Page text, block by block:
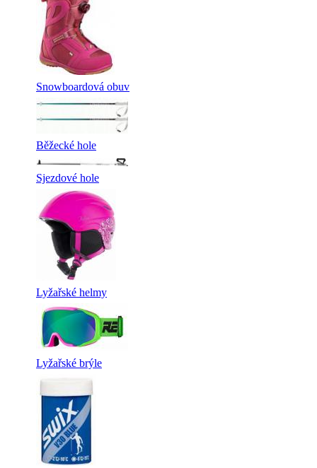
Snowboardová obuv
Běžecké hole
Sjezdové hole
Lyžařské helmy
Lyžařské brýle